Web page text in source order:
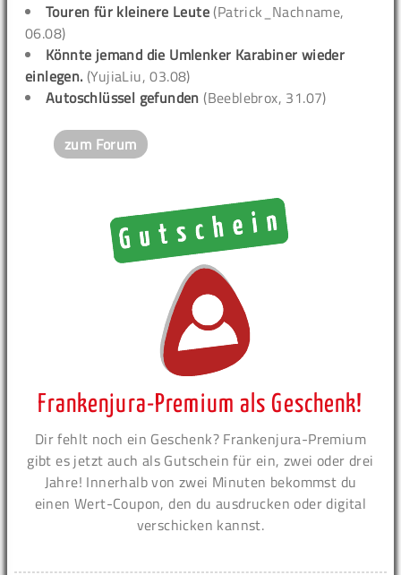
Touren für kleinere Leute (Patrick_Nachname,
06.08)
Könnte jemand die Umlenker Karabiner wieder
einlegen. (YujiaLiu, 03.08)
Autoschlüssel gefunden (Beeblebrox, 31.07)
zum Forum
Frankenjura-Premium als Geschenk!
Dir fehlt noch ein Geschenk? Frankenjura-Premium
gibt es jetzt auch als Gutschein für ein, zwei oder drei
Jahre! Innerhalb von zwei Minuten bekommst du
einen Wert-Coupon, den du ausdrucken oder digital
verschicken kannst.